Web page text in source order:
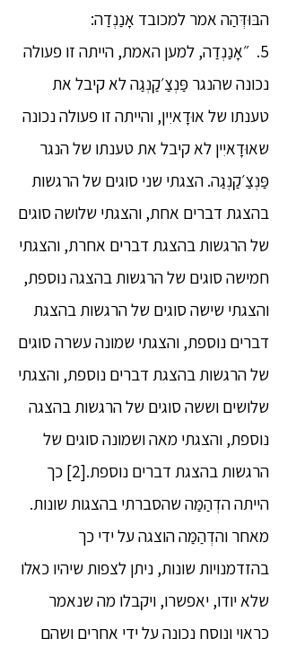
הבּוּדְּהַה אמר למכובד אָנַנְדַה:
5. ״אָנַנְדַה, למען האמת, הייתה זו פעולה
נכונה שהנגר פַּנְצַ׳קַנְגַה לא קיבל את
טענתו של אוּדָאיִין, והייתה זו פעולה נכונה
שאוּדָאיִין לא קיבל את טענתו של הנגר
פַּנְצַ׳קַנְגַה. הצגתי שני סוגים של הרגשות
בהצגת דברים אחת, והצגתי שלושה סוגים
של הרגשות בהצגת דברים אחרת, והצגתי
חמישה סוגים של הרגשות בהצגה נוספת,
והצגתי שישה סוגים של הרגשות בהצגת
דברים נוספת, והצגתי שמונה עשרה סוגים
של הרגשות בהצגת דברים נוספת, והצגתי
שלושים וששה סוגים של הרגשות בהצגה
נוספת, והצגתי מאה ושמונה סוגים של
הרגשות בהצגת דברים נוספת.[2] כך
הייתה הדְהַמַּה שהסברתי בהצגות שונות.
מאחר והדְהַמַּה הוצגה על ידי כך
בהזדמנויות שונות, ניתן לצפות שיהיו כאלו
שלא יודו, יאפשרו, ויקבלו מה שנאמר
כראוי ונוסח נכונה על ידי אחרים ושהם